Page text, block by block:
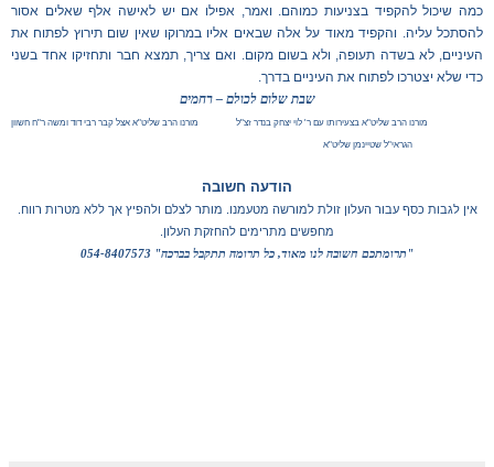
כמה שיכול להקפיד בצניעות כמוהם. ואמר, אפילו אם יש לאישה אלף שאלים אסור
להסתכל עליה. והקפיד מאוד על אלה שבאים אליו במרוקו שאין שום תירוץ לפתוח את
העיניים, לא בשדה תעופה, ולא בשום מקום. ואם צריך, תמצא חבר ותחזיקו אחד בשני
כדי שלא יצטרכו לפתוח את העיניים בדרך.
שבת שלום לכולם – רחמים
מורנו הרב שליט"א בצעירותו עם ר' לוי יצחק בנדר זצ"ל מורנו הרב שליט"א אצל קבר רבי דוד ומשה ר"ח חשוון
הגראי"ל שטיינמן שליט"א
הודעה חשובה
אין לגבות כסף עבור העלון זולת למורשה מטעמנו. מותר לצלם ולהפיץ אך ללא מטרות רווח.
מחפשים מתרימים להחזקת העלון.
"תרומתכם חשובה לנו מאוד, כל תרומה תתקבל בברכה" 054-8407573